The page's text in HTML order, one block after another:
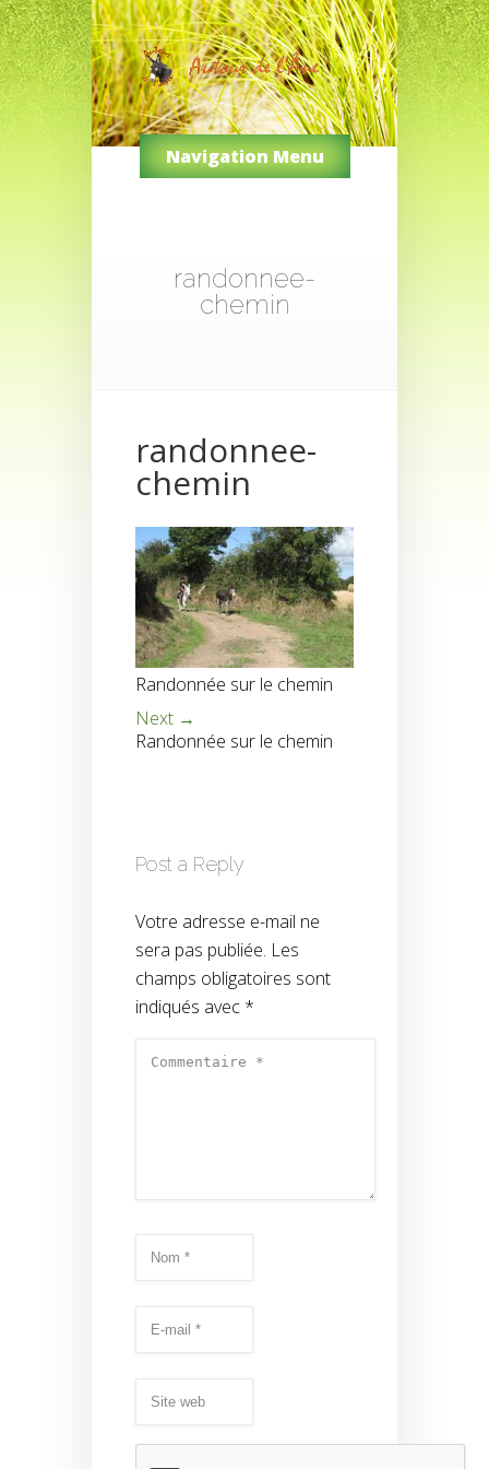
Navigation Menu
randonnee-
chemin
randonnee-
chemin
Randonnée sur le chemin
Next →
Randonnée sur le chemin
Post a Reply
Votre adresse e-mail ne
sera pas publiée. Les
champs obligatoires sont
indiqués avec *